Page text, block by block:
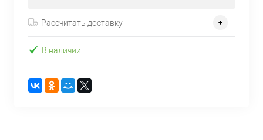
Рассчитать доставку
В наличии